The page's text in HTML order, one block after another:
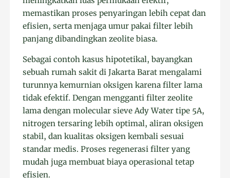
memastikan proses penyaringan lebih cepat dan
efisien, serta menjaga umur pakai filter lebih
panjang dibandingkan zeolite biasa.
Sebagai contoh kasus hipotetikal, bayangkan
sebuah rumah sakit di Jakarta Barat mengalami
turunnya kemurnian oksigen karena filter lama
tidak efektif. Dengan mengganti filter zeolite
lama dengan molecular sieve Ady Water tipe 5A,
nitrogen tersaring lebih optimal, aliran oksigen
stabil, dan kualitas oksigen kembali sesuai
standar medis. Proses regenerasi filter yang
mudah juga membuat biaya operasional tetap
efisien.